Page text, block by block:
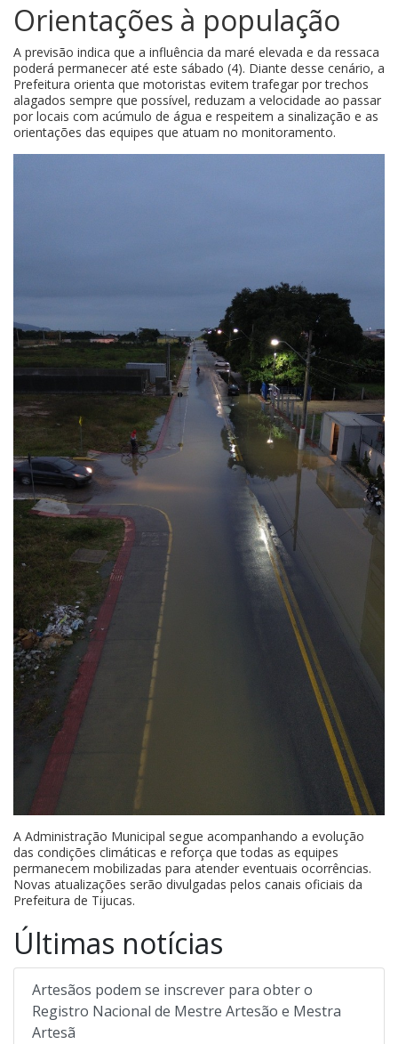
Orientações à população
A previsão indica que a influência da maré elevada e da ressaca
poderá permanecer até este sábado (4). Diante desse cenário, a
Prefeitura orienta que motoristas evitem trafegar por trechos
alagados sempre que possível, reduzam a velocidade ao passar
por locais com acúmulo de água e respeitem a sinalização e as
orientações das equipes que atuam no monitoramento.
A Administração Municipal segue acompanhando a evolução
das condições climáticas e reforça que todas as equipes
permanecem mobilizadas para atender eventuais ocorrências.
Novas atualizações serão divulgadas pelos canais oficiais da
Prefeitura de Tijucas.
Últimas notícias
Artesãos podem se inscrever para obter o
Registro Nacional de Mestre Artesão e Mestra
Artesã